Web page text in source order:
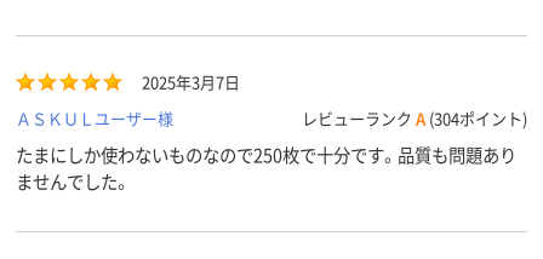
2025年3月7日
ＡＳＫＵＬユーザー様
レビューランク A (304ポイント)
たまにしか使わないものなので250枚で十分です。品質も問題あり
ませんでした。